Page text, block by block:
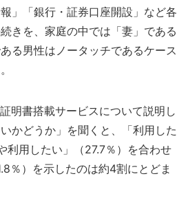
」「銀行・証券口座開設」など各
きを、家庭の中では「妻」である
る男性はノータッチであるケース
明書搭載サービスについて説明し
かどうか」を聞くと、「利用した
利用したい」（27.7％）を合わせ
％）を示したのは約4割にとどま